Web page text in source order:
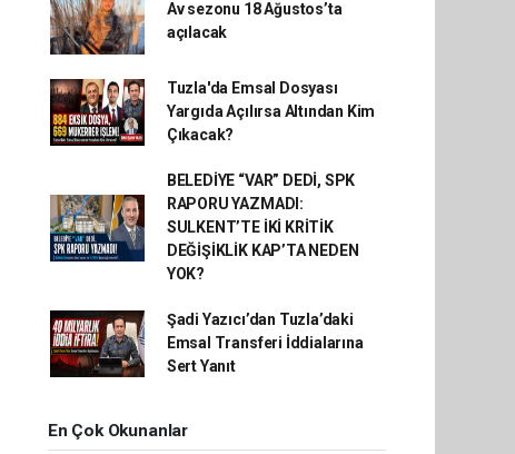
Av sezonu 18 Ağustos’ta
açılacak
Tuzla'da Emsal Dosyası
Yargıda Açılırsa Altından Kim
Çıkacak?
BELEDİYE “VAR” DEDİ, SPK
RAPORU YAZMADI:
SULKENT’TE İKİ KRİTİK
DEĞİŞİKLİK KAP’TA NEDEN
YOK?
Şadi Yazıcı’dan Tuzla’daki
Emsal Transferi İddialarına
Sert Yanıt
En Çok Okunanlar